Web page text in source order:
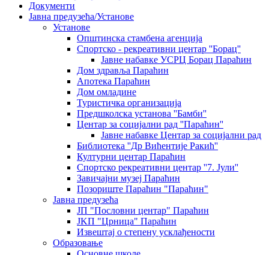
Документи
Јавна предузећа/Установе
Установе
Општинскa стамбенa агенцијa
Спортско - рекреативни центар ''Борац''
Јавне набавке УСРЦ Борац Параћин
Дом здравља Параћин
Апотека Параћин
Дом омладине
Туристичка организација
Предшколска установа ''Бамби''
Центар за социјални рад ''Параћин''
Јавне набавке Центар за социјални рад
Библиотека ''Др Вићентије Ракић''
Културни центар Параћин
Спортско рекреативни центар ''7. Јули''
Завичајни музеј Параћин
Позориште Параћин "Параћин"
Јавна предузећа
ЈП "Пословни центар" Параћин
ЈKП "Црница" Параћин
Извештај о степену усклађености
Образовање